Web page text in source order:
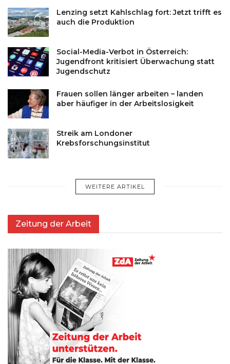
Lenzing setzt Kahlschlag fort: Jetzt trifft es
auch die Produktion
Social-Media-Verbot in Österreich:
Jugendfront kritisiert Überwachung statt
Jugendschutz
Frauen sollen länger arbeiten – landen
aber häufiger in der Arbeitslosigkeit
Streik am Londoner
Krebsforschungsinstitut
WEITERE ARTIKEL
Zeitung der Arbeit